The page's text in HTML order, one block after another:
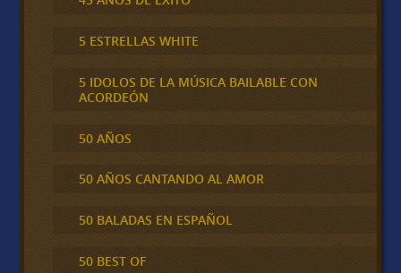
5 ESTRELLAS WHITE
5 IDOLOS DE LA MÚSICA BAILABLE CON
ACORDEÓN
50 AÑOS
50 AÑOS CANTANDO AL AMOR
50 BALADAS EN ESPAÑOL
50 BEST OF